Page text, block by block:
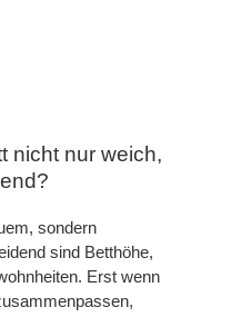
nicht nur weich,
sondern
sind Betthöhe,
Erst wenn